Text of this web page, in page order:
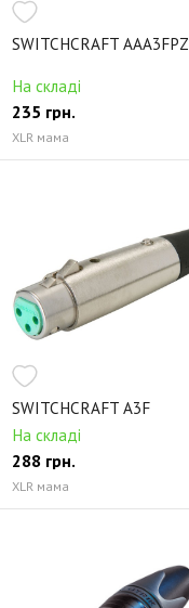
SWITCHCRAFT AAA3FPZ
На складі
235 грн.
XLR мама
SWITCHCRAFT A3F
На складі
288 грн.
XLR мама